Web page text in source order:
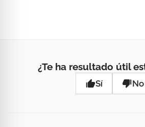
¿Te ha resultado útil
Sí No